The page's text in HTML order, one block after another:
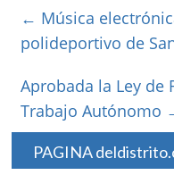
← Música
polideportivo de
Aprobada la Ley de
Trabajo Autónomo
PAGINA